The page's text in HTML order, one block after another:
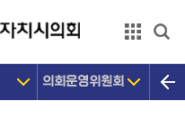
의회운영위원회